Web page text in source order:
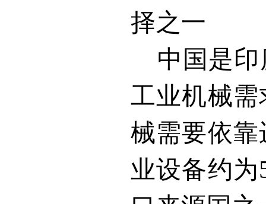
择之一
中国是
工业机械
械需要依靠
业设备约为